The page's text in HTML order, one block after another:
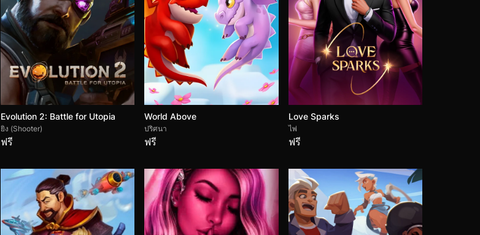
Evolution 2: Battle for Utopia
ยิง (Shooter)
ฟรี
World Above
ปริศนา
ฟรี
Love Sparks
ไพ่
ฟรี